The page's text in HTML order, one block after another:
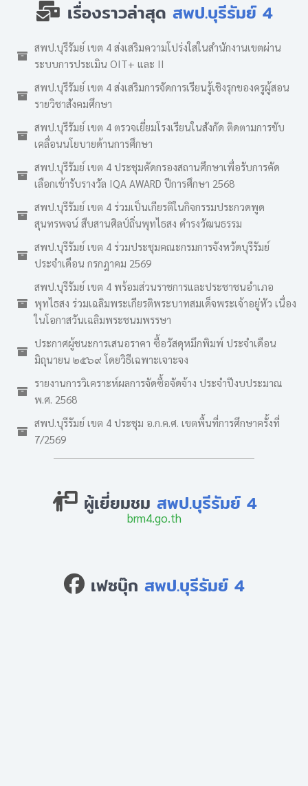
เรื่องราวล่าสุด สพป.บุรีรัมย์ 4
สพป.บุรีรัมย์ เขต 4 ส่งเสริมความโปร่งใสในสำนักงานเขตผ่าน
ระบบการประเมิน OIT+ และ II
สพป.บุรีรัมย์ เขต 4 ส่งเสริมการจัดการเรียนรู้เชิงรุกของครูผู้สอน
รายวิชาสังคมศึกษา
สพป.บุรีรัมย์ เขต 4 ตรวจเยี่ยมโรงเรียนในสังกัด ติดตามการขับ
เคลื่อนนโยบายด้านการศึกษา
สพป.บุรีรัมย์ เขต 4 ประชุมคัดกรองสถานศึกษาเพื่อรับการคัด
เลือกเข้ารับรางวัล IQA AWARD ปีการศึกษา 2568
สพป.บุรีรัมย์ เขต 4 ร่วมเป็นเกียรติในกิจกรรมประกวดพูด
สุนทรพจน์ สืบสานศิลป์ถิ่นพุทไธสง ดำรงวัฒนธรรม
สพป.บุรีรัมย์ เขต 4 ร่วมประชุมคณะกรมการจังหวัดบุรีรัมย์
ประจำเดือน กรกฎาคม 2569
สพป.บุรีรัมย์ เขต 4 พร้อมส่วนราชการและประชาชนอำเภอ
พุทไธสง ร่วมเฉลิมพระเกียรติพระบาทสมเด็จพระเจ้าอยู่หัว เนื่อง
ในโอกาสวันเฉลิมพระชนมพรรษา
ประกาศผู้ชนะการเสนอราคา ซื้อวัสดุหมึกพิมพ์ ประจำเดือน
มิถุนายน ๒๕๖๙ โดยวิธีเฉพาะเจาะจง
รายงานการวิเคราะห์ผลการจัดซื้อจัดจ้าง ประจำปีงบประมาณ
พ.ศ. 2568
สพป.บุรีรัมย์ เขต 4 ประชุม อ.ก.ค.ศ. เขตพื้นที่การศึกษาครั้งที่
7/2569
ผู้เยี่ยมชม สพป.บุรีรัมย์ 4
brm4.go.th
เฟซบุ๊ก สพป.บุรีรัมย์ 4